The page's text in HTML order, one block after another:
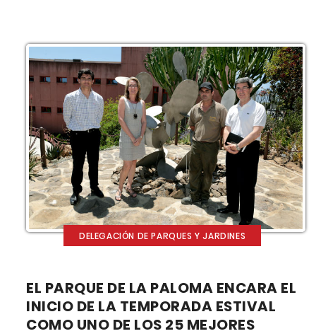
DELEGACIÓN DE PARQUES Y JARDINES
EL PARQUE DE LA PALOMA ENCARA EL
INICIO DE LA TEMPORADA ESTIVAL
COMO UNO DE LOS 25 MEJORES